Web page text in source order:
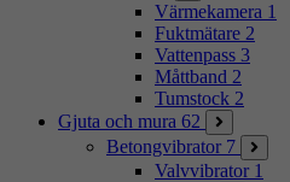
Värmekamera 1
Fuktmätare 2
Vattenpass 3
Måttband 2
Tumstock 2
Gjuta och mura 62
Betongvibrator 7
Valvvibrator 1